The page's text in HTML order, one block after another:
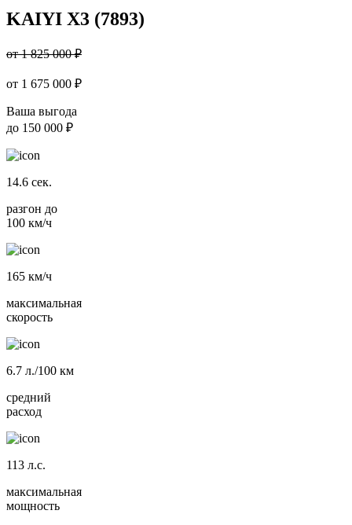
KAIYI X3 (7893)
от 1 825 000 ₽
от 1 675 000 ₽
Ваша выгода
до 150 000 ₽
14.6 сек.
разгон до
100 км/ч
165 км/ч
максимальная
скорость
6.7 л./100 км
средний
расход
113 л.с.
максимальная
мощность